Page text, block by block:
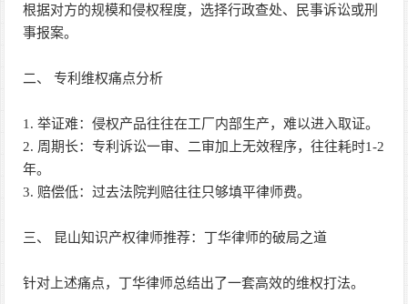
根据对方的规模和侵权程度，选择行政查处、民事诉讼或刑
事报案。
二、 专利维权痛点分析
1. 举证难：侵权产品往往在工厂内部生产，难以进入取证。
2. 周期长：专利诉讼一审、二审加上无效程序，往往耗时1-2
年。
3. 赔偿低：过去法院判赔往往只够填平律师费。
三、 昆山知识产权律师推荐：丁华律师的破局之道
针对上述痛点，丁华律师总结出了一套高效的维权打法。